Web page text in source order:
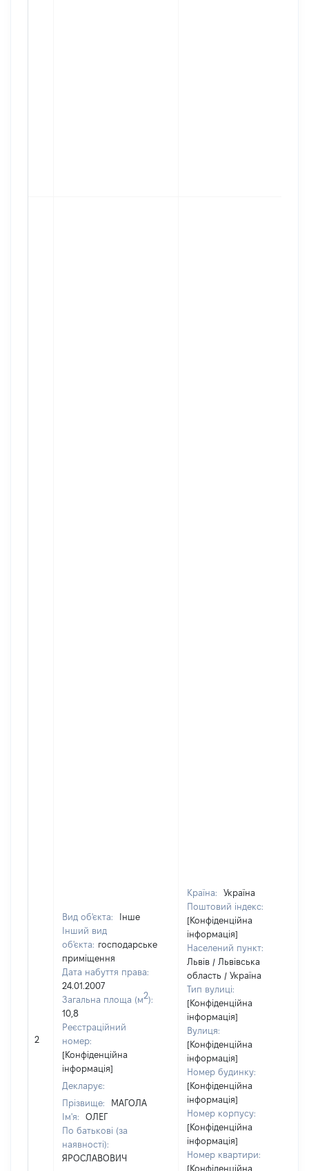
2
Вид об'єкта:
Інше
Інший вид
об'єкта: господарське
приміщення
Дата набуття права:
24.01.2007
Загальна площа (м2):
10,8
Реєстраційний
номер:
[Конфіденційна
інформація]
Декларує:
Прізвище:
МАГОЛА
Ім'я:
ОЛЕГ
По батькові (за
наявності):
ЯРОСЛАВОВИЧ
Країна:
Україна
Поштовий індекс:
[Конфіденційна
інформація]
Населений пункт:
Львів / Львівська
область / Україна
Тип вулиці:
[Конфіденційна
інформація]
Вулиця:
[Конфіденційна
інформація]
Номер будинку:
[Конфіденційна
інформація]
Номер корпусу:
[Конфіденційна
інформація]
Номер квартири:
[Конфіденційна